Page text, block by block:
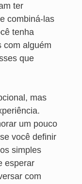
ter
combiná-las
tenha
com alguém
que
mas
um pouco
você definir
simples
esperar
com